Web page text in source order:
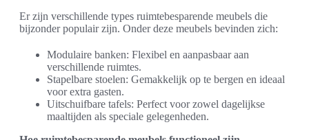
Er zijn verschillende types ruimtebesparende meubels die
bijzonder populair zijn. Onder deze meubels bevinden zich:
Modulaire banken: Flexibel en aanpasbaar aan
verschillende ruimtes.
Stapelbare stoelen: Gemakkelijk op te bergen en ideaal
voor extra gasten.
Uitschuifbare tafels: Perfect voor zowel dagelijkse
maaltijden als speciale gelegenheden.